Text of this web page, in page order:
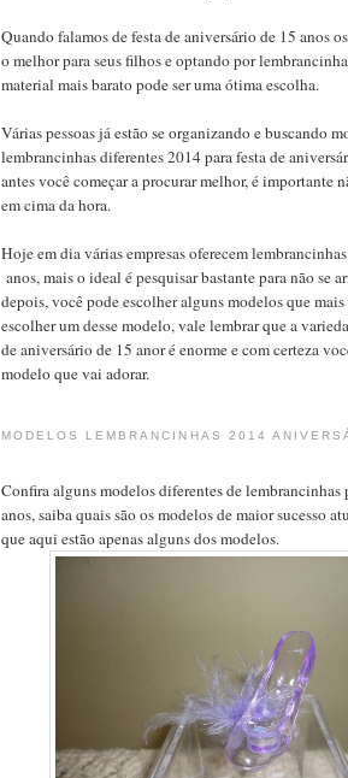
Quando falamos de festa de aniversário de 15 anos
o melhor para seus filhos e optando por
material mais barato pode ser uma ótima escolha.
Várias pessoas já estão se organizando e buscando
lembrancinhas diferentes 2014 para festa de
antes você começar a procurar melhor, é importante
em cima da hora.
Hoje em dia várias empresas oferecem
anos, mais o ideal é pesquisar bastante para não se
depois, você pode escolher alguns modelos que
escolher um desse modelo, vale lembrar que a
de aniversário de 15 anor é enorme e com certeza
modelo que vai adorar.
MODELOS LEMBRANCINHAS 2014
Confira alguns modelos diferentes de lembrancinhas
anos, saiba quais são os modelos de maior sucesso
que aqui estão apenas alguns dos modelos.